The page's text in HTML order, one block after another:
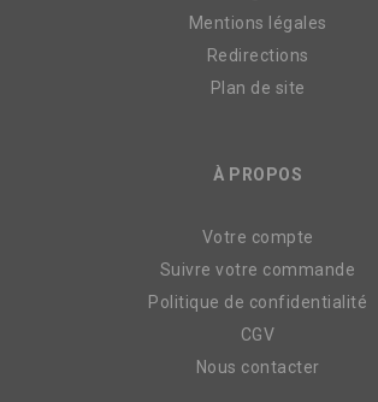
Mentions légales
Redirections
Plan de site
À PROPOS
Votre compte
Suivre votre commande
Politique de confidentialité
CGV
Nous contacter